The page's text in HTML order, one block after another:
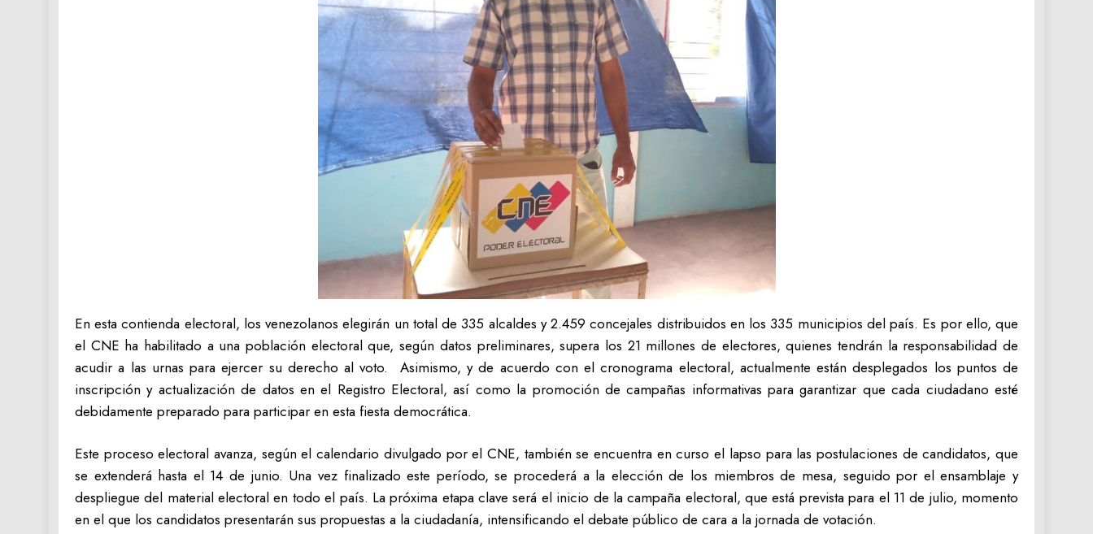
En esta contienda electoral, los venezolanos elegirán un total de 335 alcaldes y 2.459 concejales distribuidos en los 335 municipios del país. Es por ello, que
el CNE ha habilitado a una población electoral que, según datos preliminares, supera los 21 millones de electores, quienes tendrán la responsabilidad de
acudir a las urnas para ejercer su derecho al voto. Asimismo, y de acuerdo con el cronograma electoral, actualmente están desplegados los puntos de
inscripción y actualización de datos en el Registro Electoral, así como la promoción de campañas informativas para garantizar que cada ciudadano esté
debidamente preparado para participar en esta fiesta democrática.
Este proceso electoral avanza, según el calendario divulgado por el CNE, también se encuentra en curso el lapso para las postulaciones de candidatos, que
se extenderá hasta el 14 de junio. Una vez finalizado este período, se procederá a la elección de los miembros de mesa, seguido por el ensamblaje y
despliegue del material electoral en todo el país. La próxima etapa clave será el inicio de la campaña electoral, que está prevista para el 11 de julio, momento
en el que los candidatos presentarán sus propuestas a la ciudadanía, intensificando el debate público de cara a la jornada de votación.